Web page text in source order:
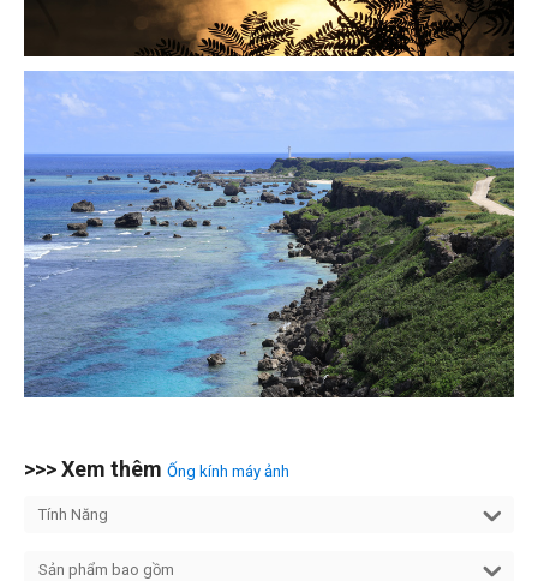
>>> Xem thêm Ống kính máy ảnh
Tính Năng
Sản phẩm bao gồm